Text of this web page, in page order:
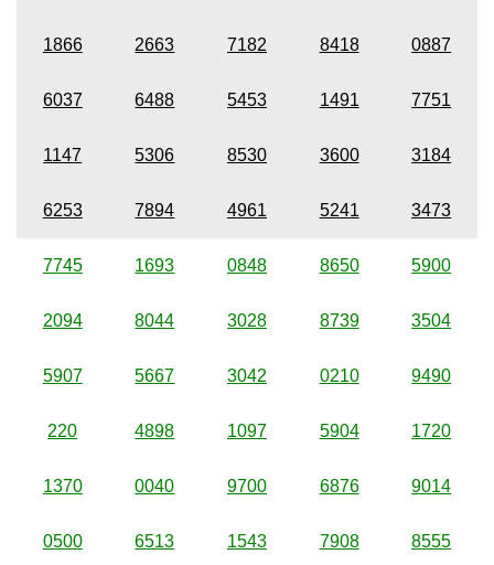
1866 2663 7182 8418 0887
6037 6488 5453 1491 7751
1147 5306 8530 3600 3184
6253 7894 4961 5241 3473
7745 1693 0848 8650 5900
2094 8044 3028 8739 3504
5907 5667 3042 0210 9490
220 4898 1097 5904 1720
1370 0040 9700 6876 9014
0500 6513 1543 7908 8555